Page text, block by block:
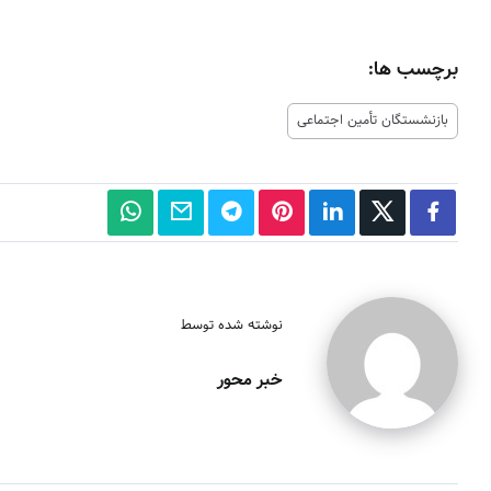
برچسب ها:
بازنشستگان تأمین اجتماعی
نوشته شده توسط
خبر محور